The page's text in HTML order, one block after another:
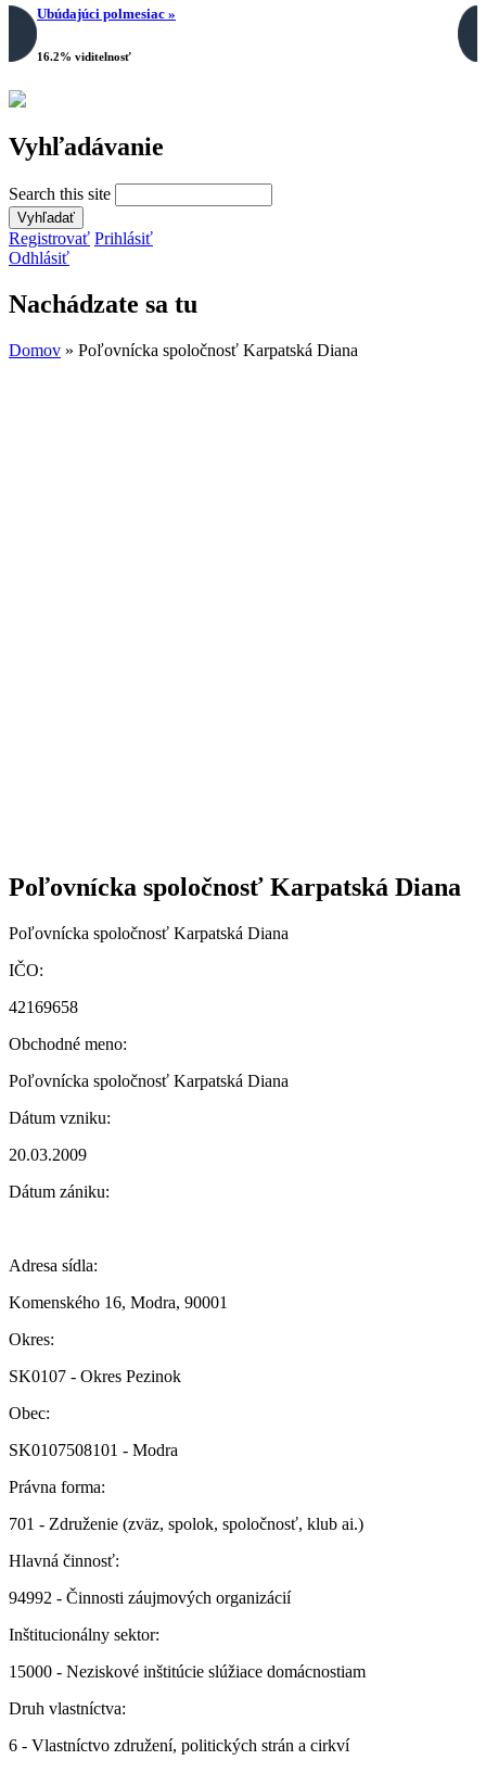
Ubúdajúci polmesiac »
16.2% viditelnosť
Vyhľadávanie
Search this site
Registrovať Prihlásiť
Odhlásiť
Nachádzate sa tu
Domov » Poľovnícka spoločnosť Karpatská Diana
Poľovnícka spoločnosť Karpatská Diana
Poľovnícka spoločnosť Karpatská Diana
IČO:
42169658
Obchodné meno:
Poľovnícka spoločnosť Karpatská Diana
Dátum vzniku:
20.03.2009
Dátum zániku:
Adresa sídla:
Komenského 16, Modra, 90001
Okres:
SK0107 - Okres Pezinok
Obec:
SK0107508101 - Modra
Právna forma:
701 - Združenie (zväz, spolok, spoločnosť, klub ai.)
Hlavná činnosť:
94992 - Činnosti záujmových organizácií
Inštitucionálny sektor:
15000 - Neziskové inštitúcie slúžiace domácnostiam
Druh vlastníctva:
6 - Vlastníctvo združení, politických strán a cirkví